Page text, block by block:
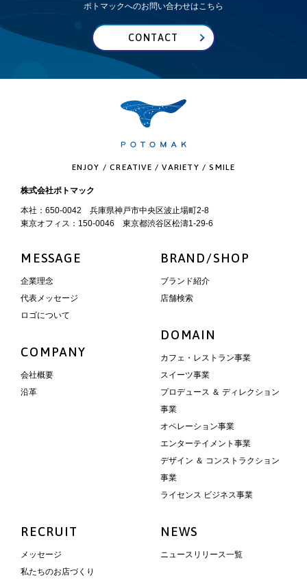
ポトマックへのお問い合わせはこちら
CONTACT
ENJOY / CREATIVE / VARIETY / SMILE
株式会社ポトマック
本社：650-0042 兵庫県神戸市中央区波止場町2-8
東京オフィス：150-0046 東京都渋谷区松濤1-29-6
MESSAGE
企業理念
代表メッセージ
ロゴについて
COMPANY
会社概要
沿革
BRAND/SHOP
ブランド紹介
店舗検索
DOMAIN
カフェ・レストラン事業
スイーツ事業
プロデュース ＆ ディレクション
事業
オペレーション事業
エンターテイメント事業
デザイン ＆ コンストラクション
事業
ライセンス ビジネス事業
RECRUIT
メッセージ
私たちのお店づくり
NEWS
ニュースリリース一覧